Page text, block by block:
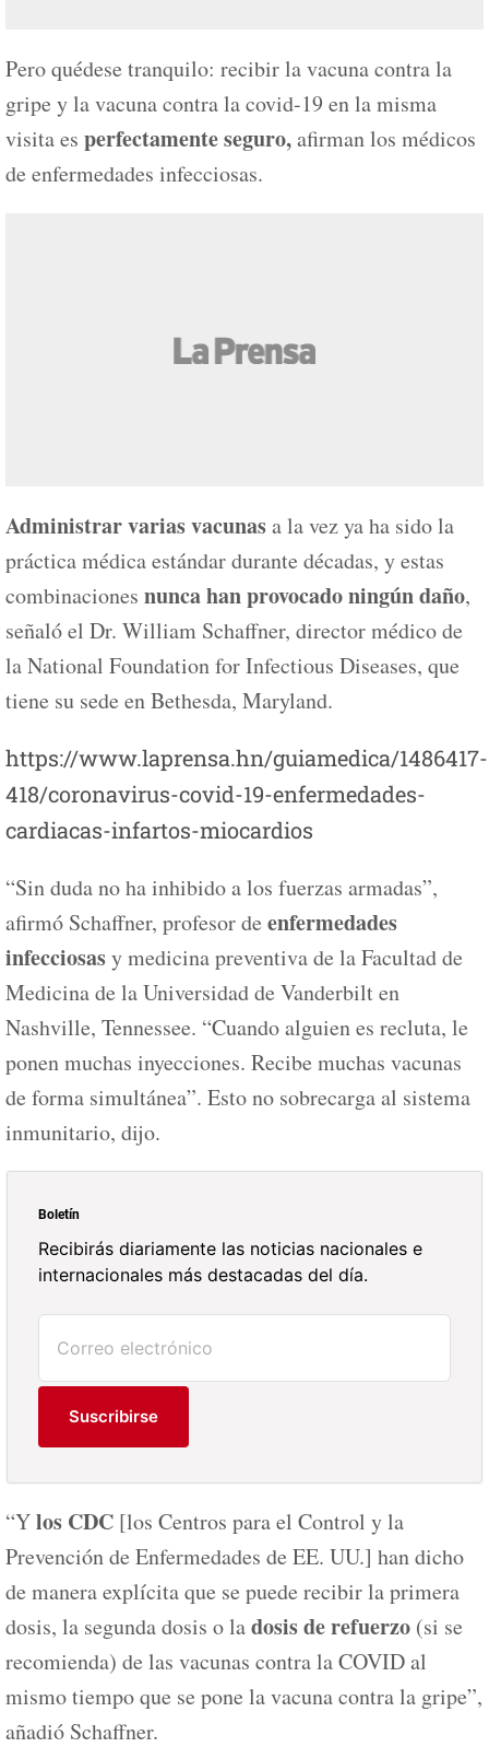
Pero quédese tranquilo: recibir la vacuna contra la
gripe y la vacuna contra la covid-19 en la misma
visita es perfectamente seguro,afirman los médicos
de enfermedades infecciosas.
Administrar varias vacunasa la vez ya ha sido la
práctica médica estándar durante décadas, y estas
combinaciones nunca han provocado ningún daño,
señaló el Dr. William Schaffner, director médico de
la National Foundation for Infectious Diseases, que
tiene su sede en Bethesda, Maryland.
https://www.laprensa.hn/guiamedica/1486417-
418/coronavirus-covid-19-enfermedades-
cardiacas-infartos-miocardios
“Sin duda no ha inhibido a los fuerzas armadas”,
afirmó Schaffner, profesor de enfermedades
infecciosasy medicina preventiva de la Facultad de
Medicina de la Universidad de Vanderbilt en
Nashville, Tennessee. “Cuando alguien es recluta, le
ponen muchas inyecciones. Recibe muchas vacunas
de forma simultánea”. Esto no sobrecarga al sistema
inmunitario, dijo.
Boletín
Recibirás diariamente las noticias nacionales e
internacionales más destacadas del día.
Suscribirse
“Ylos CDC [los Centros para el Control y la
Prevención de Enfermedades de EE. UU.] han dicho
de manera explícita que se puede recibir la primera
dosis, la segunda dosis o ladosis de refuerzo (si se
recomienda) de las vacunas contra la COVID al
mismo tiempo que se pone la vacuna contra la gripe”,
añadió Schaffner.